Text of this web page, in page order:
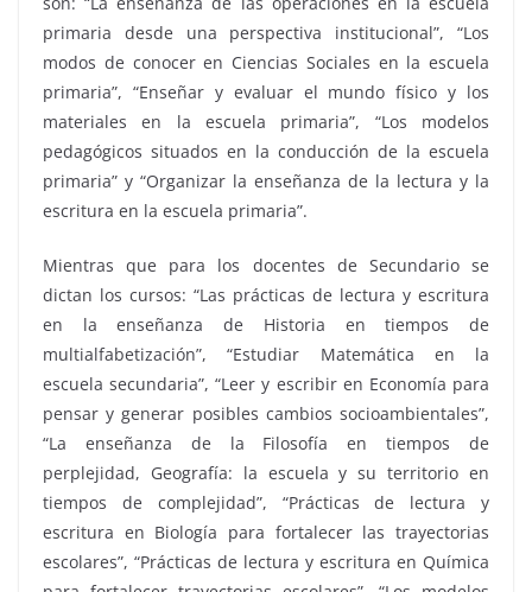
primaria desde una perspectiva institucional”, “Los
modos de conocer en Ciencias Sociales en la escuela
primaria”, “Enseñar y evaluar el mundo físico y los
materiales en la escuela primaria”, “Los modelos
pedagógicos situados en la conducción de la escuela
primaria” y “Organizar la enseñanza de la lectura y la
escritura en la escuela primaria”.
Mientras que para los docentes de Secundario se
dictan los cursos: “Las prácticas de lectura y escritura
en la enseñanza de Historia en tiempos de
multialfabetización”, “Estudiar Matemática en la
escuela secundaria”, “Leer y escribir en Economía para
pensar y generar posibles cambios socioambientales”,
“La enseñanza de la Filosofía en tiempos de
perplejidad, Geografía: la escuela y su territorio en
tiempos de complejidad”, “Prácticas de lectura y
escritura en Biología para fortalecer las trayectorias
escolares”, “Prácticas de lectura y escritura en Química